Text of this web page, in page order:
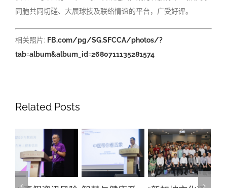
同胞共同切磋、大展球技及联络情谊的平台，广受好评。
相关照片: FB.com/pg/SG.SFCCA/photos/?
tab=album&album_id=2680711135281574
Related Posts